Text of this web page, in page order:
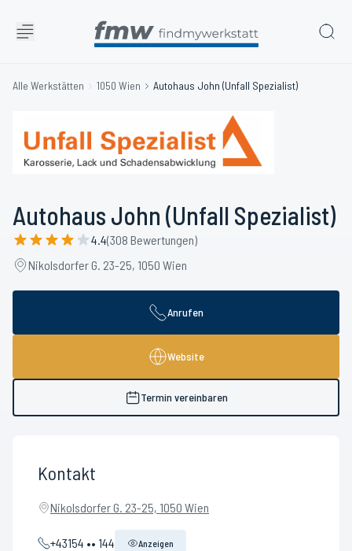
Alle Werkstätten 1050 Wien Autohaus John (Unfall Spezialist)
Autohaus John (Unfall Spezialist)
4.4(308 Bewertungen)
Nikolsdorfer G. 23-25, 1050 Wien
Anrufen
Website
Termin vereinbaren
Kontakt
Nikolsdorfer G. 23-25, 1050 Wien
+43154 •• 144 Anzeigen